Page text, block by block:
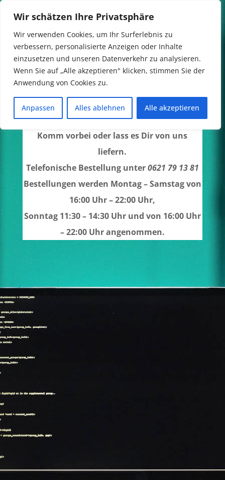
Wir schätzen Ihre Privatsphäre
Wir verwenden Cookies, um Ihr Surferlebnis zu
verbessern, personalisierte Anzeigen oder Inhalte
einzusetzen und unseren Datenverkehr zu analysieren.
Wenn Sie auf „Alle akzeptieren" klicken, stimmen Sie der
Anwendung von Cookies zu.
Anpassen Alles ablehnen Alle akzeptieren
Diese Seite befindet sich gerade im
Wartungszustand
Wenn Sie Essen bestellen möchten klicken
Sie hier.
Bestelle jetzt in unserem Onlineportal oder
telefonisch.
Komm vorbei oder lass es Dir von uns
liefern.
Telefonische Bestellung unter0621 79 13 81
Bestellungen werden Montag – Samstag von
16:00 Uhr – 22:00 Uhr,
Sonntag 11:30 – 14:30 Uhr und von 16:00 Uhr
– 22:00 Uhr angenommen.